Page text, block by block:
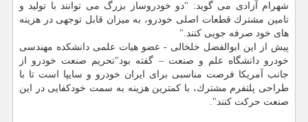
شهرام آزادی می گوید: "دو خودروساز بزرگ می توانند با تولید و
تامین مشترك قطعات اصلی خودرو، به میزان قابل توجهی در هزینه
های خود صرفه جویی كنند."
پیش از این ابوالفضل خلخالی - عضو هیات علمی دانشكده مهندسی
خودرو دانشگاه علم و صنعت – گفته بود"تحریم صنعت خودرو از
جانب آمریكا فرصت مناسبی برای ایران خودرو و سایپا است تا با
طراحی پلتفرم مشترك، با كمترین هزینه به سمت خودكفایی در این
صنعت حركت كنند".